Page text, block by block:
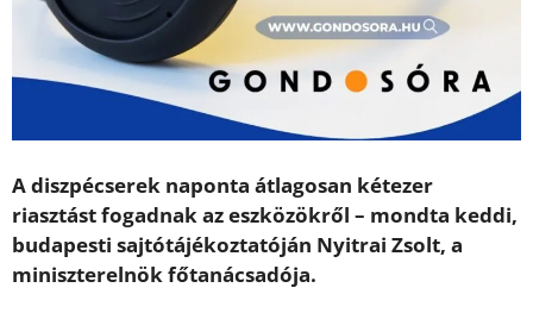
A diszpécserek naponta átlagosan kétezer
riasztást fogadnak az eszközökről – mondta keddi,
budapesti sajtótájékoztatóján Nyitrai Zsolt, a
miniszterelnök főtanácsadója.